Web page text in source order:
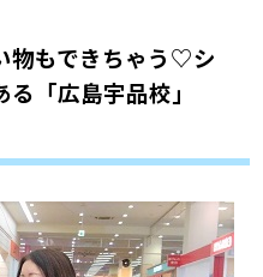
物もできちゃう♡シ
「広島宇品校」